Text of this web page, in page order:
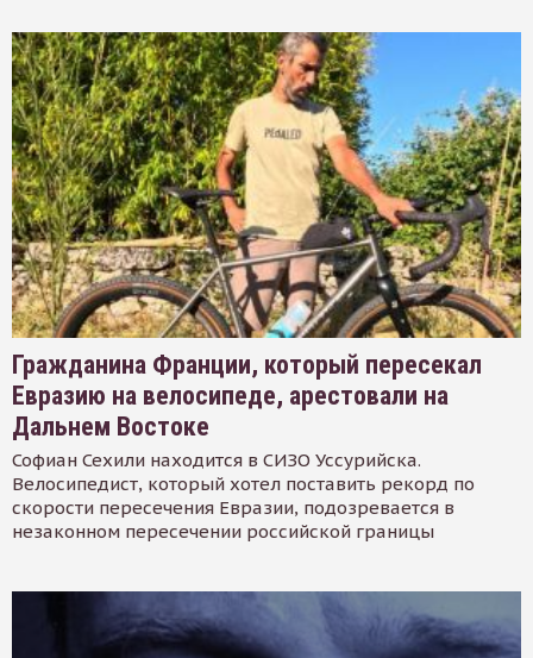
Гражданина Франции, который пересекал
Евразию на велосипеде, арестовали на
Дальнем Востоке
Софиан Сехили находится в СИЗО Уссурийска.
Велосипедист, который хотел поставить рекорд по
скорости пересечения Евразии, подозревается в
незаконном пересечении российской границы